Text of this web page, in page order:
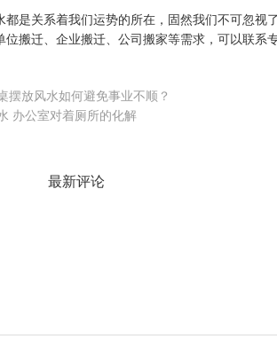
关系着我们运势的所在，固然我们不可忽视
位搬迁、 企业搬迁、 公司搬家等需求，可以联系
摆放风水如何避免事业不顺？
办公室对着厕所的化解
最新评论